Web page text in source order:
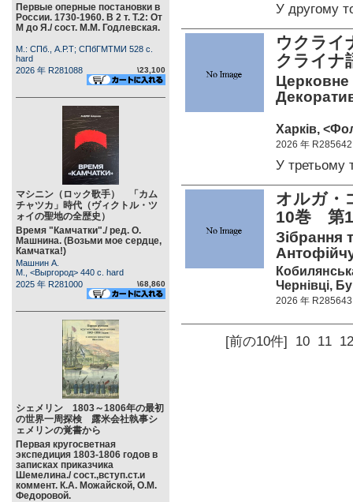
Первые оперные постановки в
России. 1730-1960. В 2 т. Т.2: От
М до Я./ сост. М.М. Годлевская.
М.: СПб., А.Р.Т; СПбГМТМИ 528 c.
hard
2026 年 R281088
\23,100
マシニン（ロック歌手） 「カム
チャツカ」時代（ヴィクトル・ツ
ォイの聖地の全歴史）
Время "Камчатки"./ ред. О.
Машнина. (Возьми мое сердце,
Камчатка!)
Машнин А.
М., <Выргород> 440 c. hard
2025 年 R281000
\68,860
シェメリン 1803～1806年の最初
の世界一周探検 露米会社執事シ
ェメリンの覚書から
Первая кругосветная
экспедиция 1803-1806 годов в
записках приказчика
Шемелина./ сост.,вступ.ст.и
коммент. К.А. Можайской, О.М.
Федоровой.
У другому
ウクラ
クライナ
Церковне
Харкiв,
2026 年 R285642
У третьому
オルガ・
10巻 第
Зібрання
Чернівці,
2026 年 R285643
[前の10件] 10 11 12